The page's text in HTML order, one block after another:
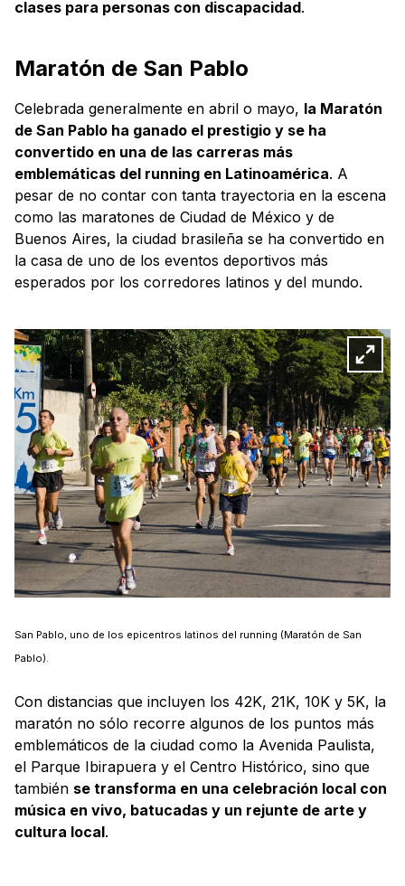
clases para personas con discapacidad.
Maratón de San Pablo
Celebrada generalmente en abril o mayo, la Maratón
de San Pablo ha ganado el prestigio y se ha
convertido en una de las carreras más
emblemáticas del running en Latinoamérica. A
pesar de no contar con tanta trayectoria en la escena
como las maratones de Ciudad de México y de
Buenos Aires, la ciudad brasileña se ha convertido en
la casa de uno de los eventos deportivos más
esperados por los corredores latinos y del mundo.
San Pablo, uno de los epicentros latinos del running (Maratón de San
Pablo).
Con distancias que incluyen los 42K, 21K, 10K y 5K, la
maratón no sólo recorre algunos de los puntos más
emblemáticos de la ciudad como la Avenida Paulista,
el Parque Ibirapuera y el Centro Histórico, sino que
también se transforma en una celebración local con
música en vivo, batucadas y un rejunte de arte y
cultura local.